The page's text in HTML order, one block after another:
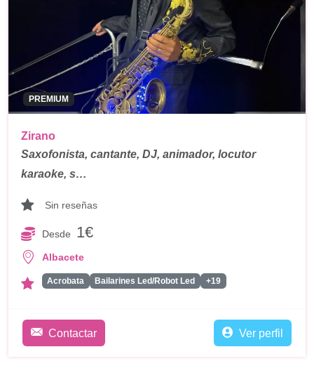
PREMIUM
Zirano
Saxofonista, cantante, DJ, animador, locutor
karaoke, s…
Sin reseñas
Desde 1€
Albacete
Acrobata Bailarines Led/Robot Led +19
Contactar Ver perfil